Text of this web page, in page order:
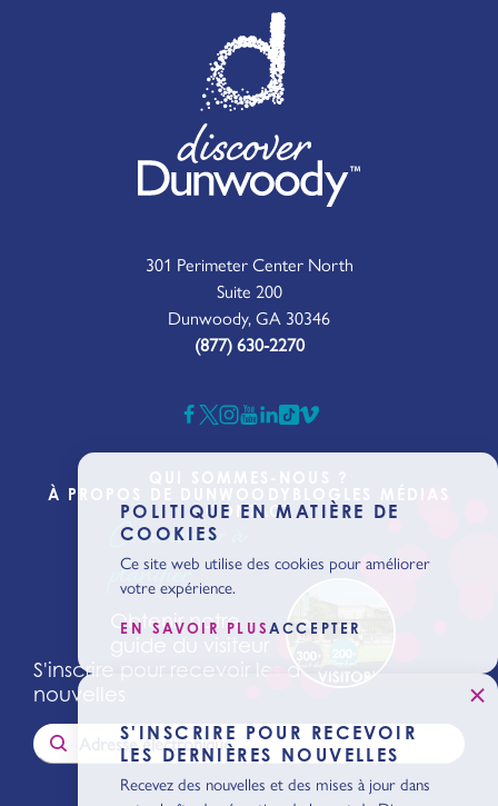
301 Perimeter Center North
Suite 200
Dunwoody, GA 30346
(877) 630-2270
À PROPOS DE DUNWOODY
CONTACT
Commencer à
planifier
Obtenir notre
S'inscrire pour recevoir les dernières
nouvelles
POLITIQUE EN MATIÈRE DE
COOKIES
Ce site web utilise des cookies pour améliorer
votre expérience.
EN SAVOIR PLUSACCEPTER
S'INSCRIRE POUR RECEVOIR
LES DERNIÈRES NOUVELLES
Recevez des nouvelles et des mises à jour dans